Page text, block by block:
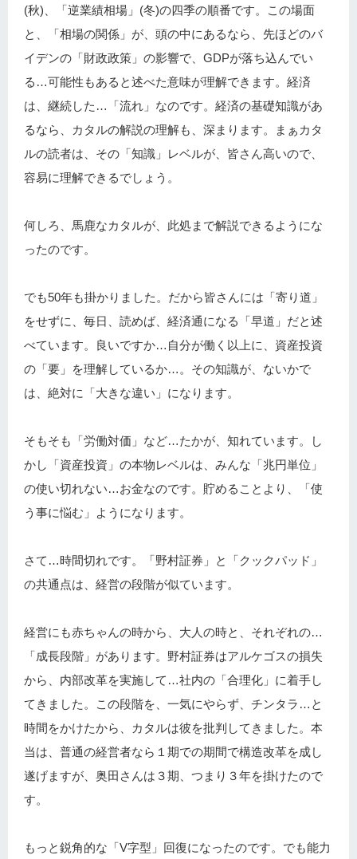
(秋)、「逆業績相場」(冬)の四季の順番です。この場面
と、「相場の関係」が、頭の中にあるなら、先ほどのバ
イデンの「財政政策」の影響で、GDPが落ち込んでい
る…可能性もあると述べた意味が理解できます。経済
は、継続した…「流れ」なのです。経済の基礎知識があ
るなら、カタルの解説の理解も、深まります。まぁカタ
ルの読者は、その「知識」レベルが、皆さん高いので、
容易に理解できるでしょう。
何しろ、馬鹿なカタルが、此処まで解説できるようにな
ったのです。
でも50年も掛かりました。だから皆さんには「寄り道」
をせずに、毎日、読めば、経済通になる「早道」だと述
べています。良いですか…自分が働く以上に、資産投資
の「要」を理解しているか…。その知識が、ないかで
は、絶対に「大きな違い」になります。
そもそも「労働対価」など…たかが、知れています。し
かし「資産投資」の本物レベルは、みんな「兆円単位」
の使い切れない…お金なのです。貯めることより、「使
う事に悩む」ようになります。
さて…時間切れです。「野村証券」と「クックパッド」
の共通点は、経営の段階が似ています。
経営にも赤ちゃんの時から、大人の時と、それぞれの…
「成長段階」があります。野村証券はアルケゴスの損失
から、内部改革を実施して…社内の「合理化」に着手し
てきました。この段階を、一気にやらず、チンタラ…と
時間をかけたから、カタルは彼を批判してきました。本
当は、普通の経営者なら１期での期間で構造改革を成し
遂げますが、奥田さんは３期、つまり３年を掛けたので
す。
もっと鋭角的な「V字型」回復になったのです。でも能力